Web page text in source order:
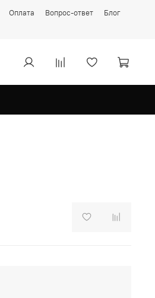
Оплата Вопрос-ответ Блог